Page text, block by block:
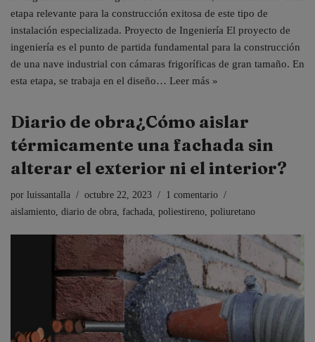
etapa relevante para la construcción exitosa de este tipo de
instalación especializada. Proyecto de Ingeniería El proyecto de
ingeniería es el punto de partida fundamental para la construcción
de una nave industrial con cámaras frigoríficas de gran tamaño. En
esta etapa, se trabaja en el diseño… Leer más »
Diario de obra¿Cómo aislar
térmicamente una fachada sin
alterar el exterior ni el interior?
por luissantalla octubre 22, 2023
1 comentario
aislamiento diario de obra fachada poliestireno poliuretano